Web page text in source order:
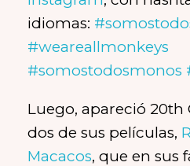
idiomas:
#weareallmonkeys
#somostodosmonos
Luego, apareció 20th
dos de sus películas,
Macacos, que en sus